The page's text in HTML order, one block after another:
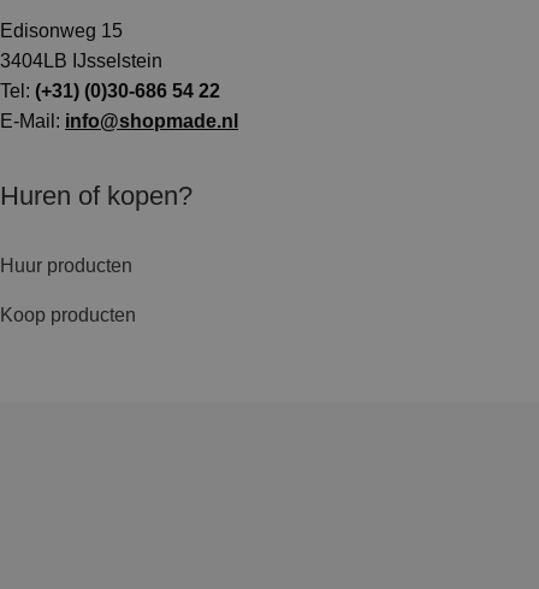
Edisonweg 15
3404LB IJsselstein
Tel: (+31) (0)30-686 54 22
E-Mail: info@shopmade.nl
Huren of kopen?
Huur producten
Koop producten